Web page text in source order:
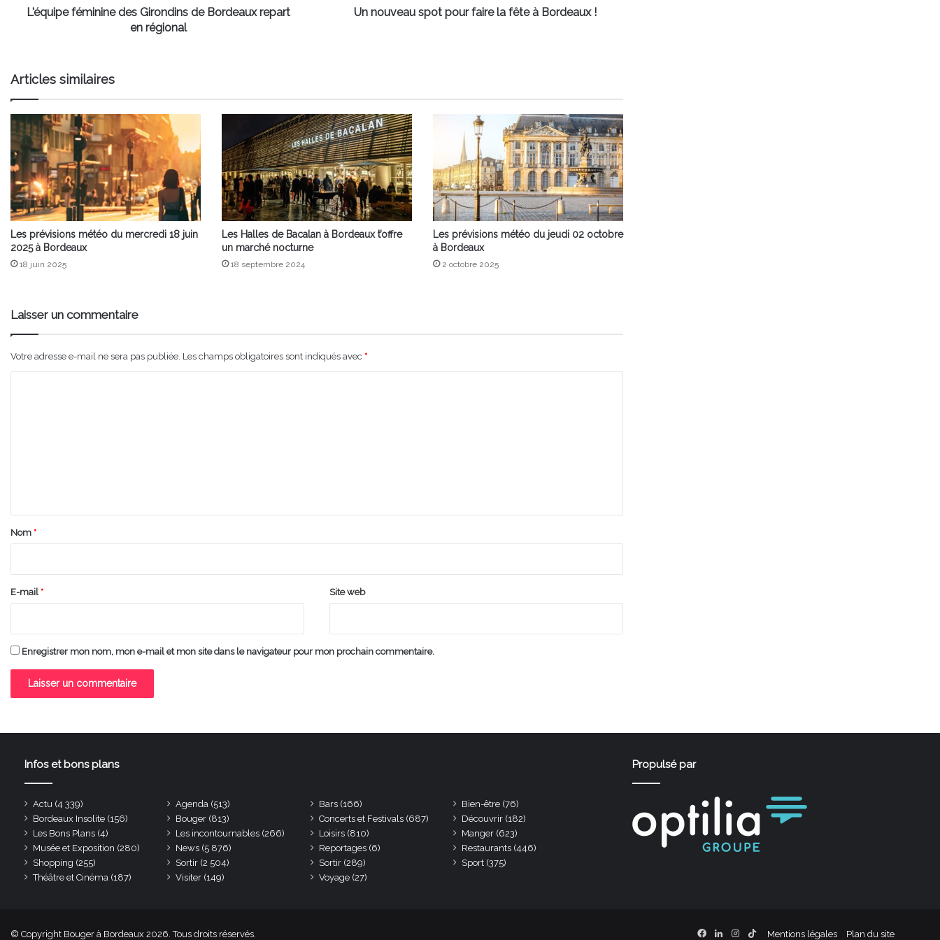
L'équipe féminine des Girondins de Bordeaux repart
en régional
Un nouveau spot pour faire la fête à Bordeaux !
Articles similaires
Les prévisions météo du mercredi 18 juin
2025 à Bordeaux
18 juin 2025
Les Halles de Bacalan à Bordeaux t’offre
un marché nocturne
18 septembre 2024
Les prévisions météo du jeudi 02 octobre
à Bordeaux
2 octobre 2025
Laisser un commentaire
Votre adresse e-mail ne sera pas publiée. Les champs obligatoires sont indiqués avec *
a
e
Nom *
E-mail * Site web
Enregistrer mon nom, mon e-mail et mon site dans le navigateur pour mon prochain commentaire.
Infos et bons plans
Actu (4 339) Agenda (513) Bars(166) Bien-être (76)
Bordeaux Insolite (156) Bouger (813) Concerts et Festivals(687) Découvrir (182)
Les Bons Plans (4) Les incontournables (266) Loisirs(810) Manger (623)
Musée et Exposition (280) News (5 876) Reportages(6) Restaurants (446)
Shopping (255) Sortir (2 504) Sortir(289) Sport (375)
Théâtre et Cinéma (187) Visiter (149) Voyage(27)
Propulsé par
© Copyright Bouger à Bordeaux 2026. Tous droits réservés. Mentions légales Plan du site
FacebookLinkedinInstagram
TikTok